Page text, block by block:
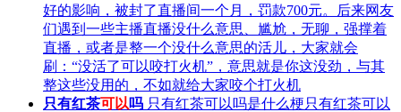
好的影响，被封了直播间一个月，罚款700元。​后来网友
们遇到一些主播直播没什么意思、尴尬，无聊，强撑着
直播，或者是整一个没什么意思的活儿，大家就会
刷：“没活了可以咬打火机”，意思就是你这没劲，与其
整这些没用的，不如就给大家咬个打火机
只有红茶可以吗 只有红茶可以吗是什么梗只有红茶可以